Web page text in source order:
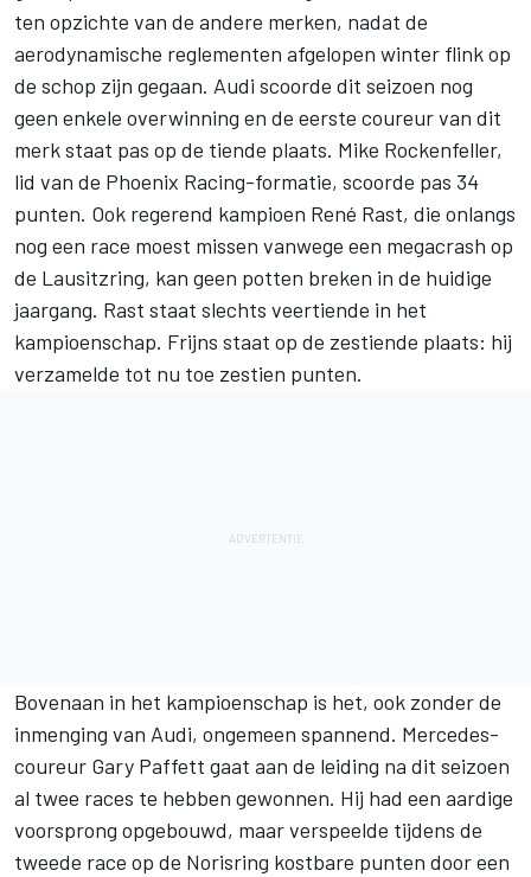
ten opzichte van de andere merken, nadat de
aerodynamische reglementen afgelopen winter flink op
de schop zijn gegaan. Audi scoorde dit seizoen nog
geen enkele overwinning en de eerste coureur van dit
merk staat pas op de tiende plaats. Mike Rockenfeller,
lid van de Phoenix Racing-formatie, scoorde pas 34
punten. Ook regerend kampioen René Rast, die onlangs
nog een race moest missen vanwege een megacrash op
de Lausitzring, kan geen potten breken in de huidige
jaargang. Rast staat slechts veertiende in het
kampioenschap. Frijns staat op de zestiende plaats: hij
verzamelde tot nu toe zestien punten.
Bovenaan in het kampioenschap is het, ook zonder de
inmenging van Audi, ongemeen spannend. Mercedes-
coureur Gary Paffett gaat aan de leiding na dit seizoen
al twee races te hebben gewonnen. Hij had een aardige
voorsprong opgebouwd, maar verspeelde tijdens de
tweede race op de Norisring kostbare punten door een